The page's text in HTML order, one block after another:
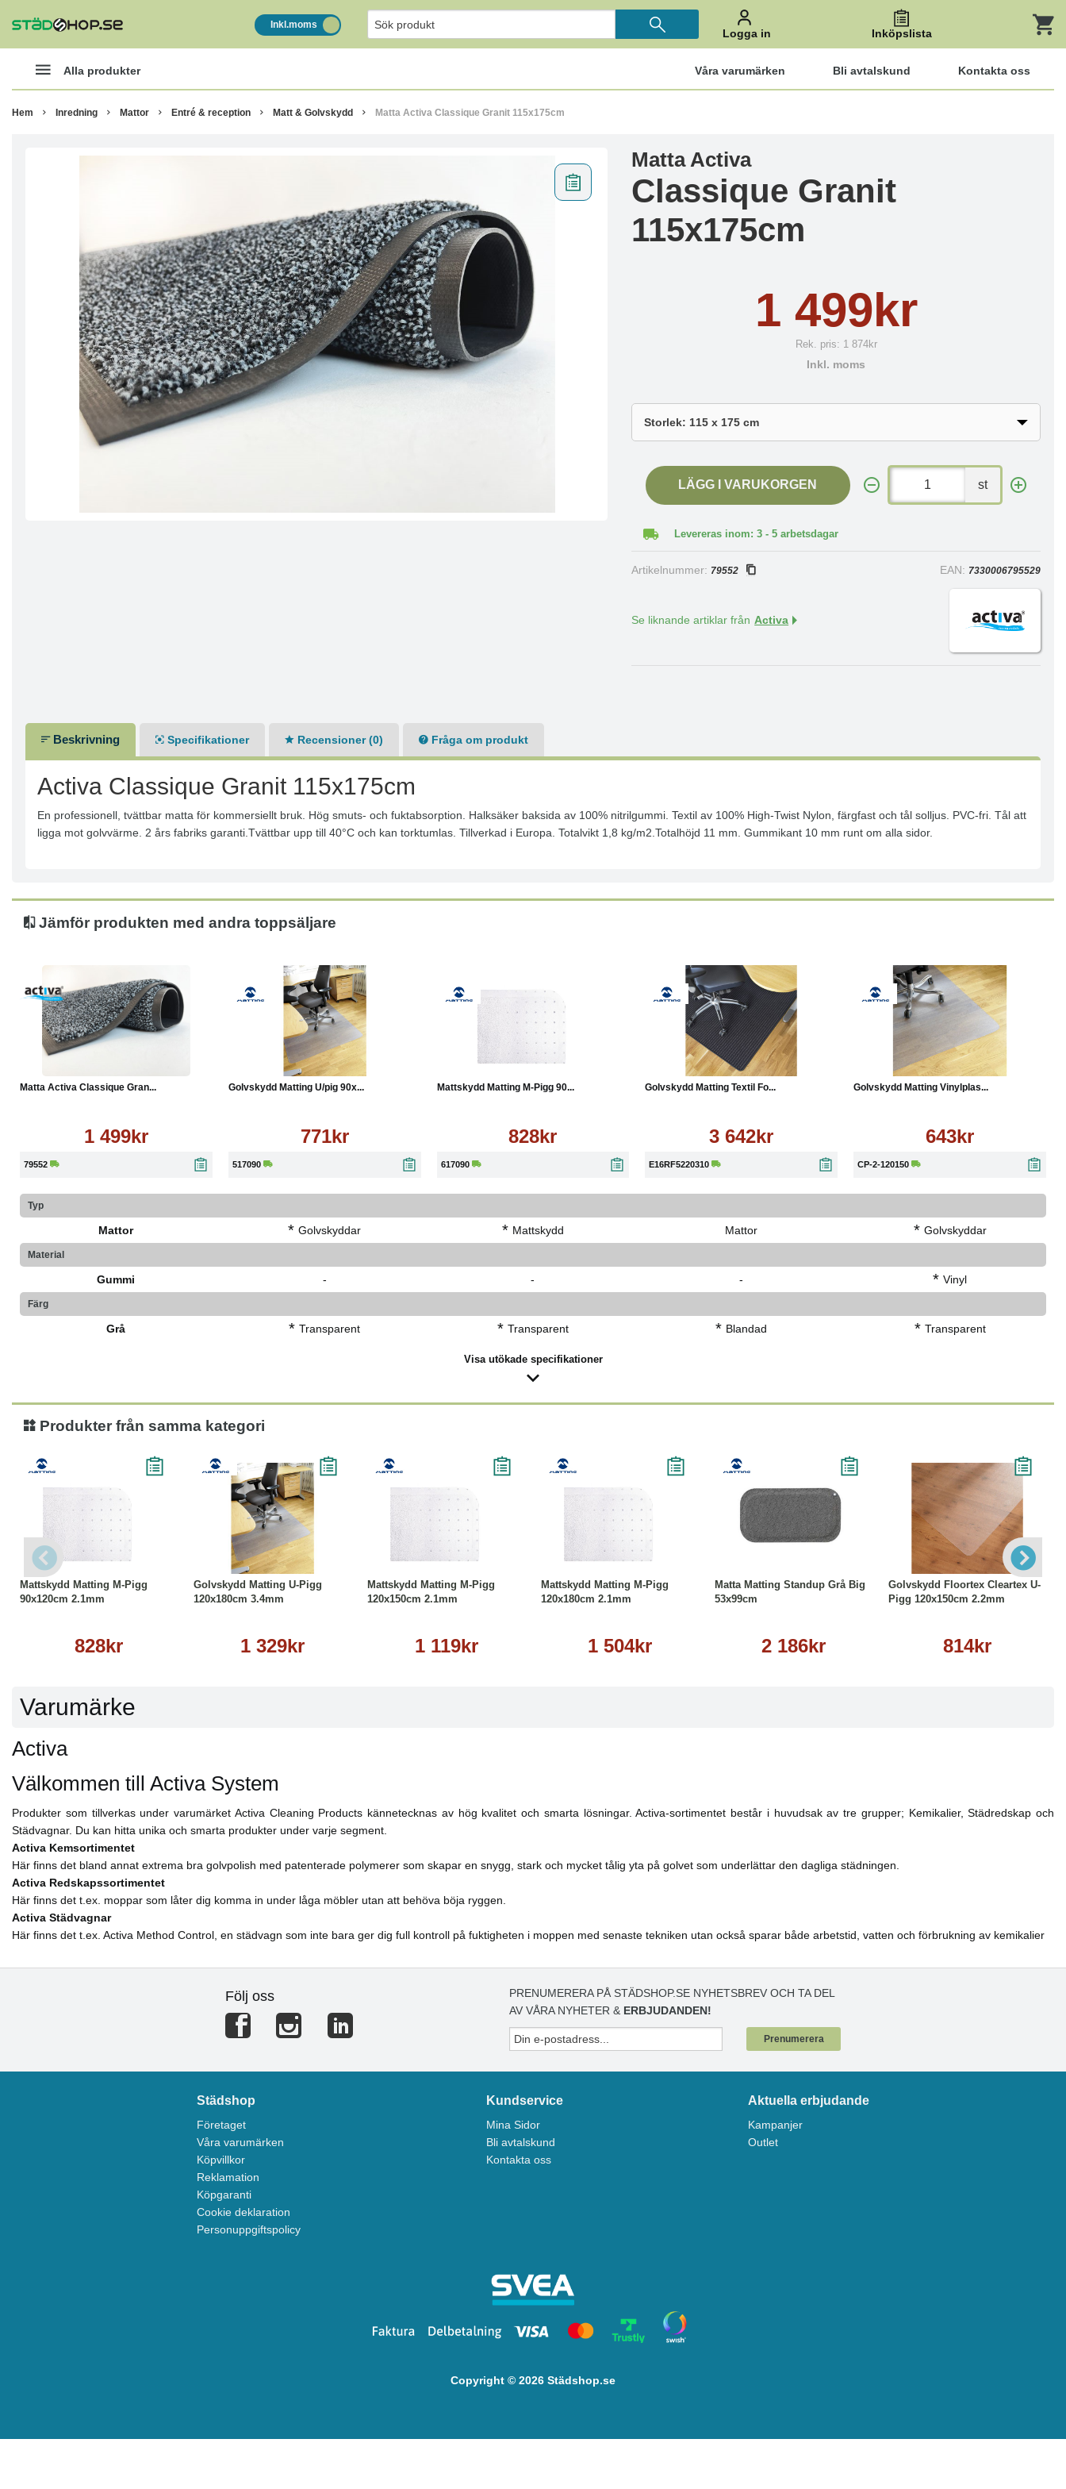
Inkl.moms
Logga in Inköpslista
Alla produkter Våra varumärken Bli avtalskund Kontakta oss
Hem Inredning Mattor Entré & reception Matt & Golvskydd Matta Activa Classique Granit 115x175cm
Matta Activa
Classique Granit
115x175cm
1 499kr
Rek. pris: 1 874kr
Inkl. moms
LÄGG I VARUKORGEN st
Levereras inom: 3 - 5 arbetsdagar
Artikelnummer: 79552 EAN: 7330006795529
Se liknande artiklar från Activa
Beskrivning Specifikationer Recensioner (0) Fråga om produkt
Activa Classique Granit 115x175cm
En professionell, tvättbar matta för kommersiellt bruk. Hög smuts- och fuktabsorption. Halksäker baksida av 100% nitrilgummi. Textil av 100% High-Twist Nylon, färgfast och tål solljus. PVC-fri. Tål att
ligga mot golvvärme. 2 års fabriks garanti.Tvättbar upp till 40°C och kan torktumlas. Tillverkad i Europa. Totalvikt 1,8 kg/m2.Totalhöjd 11 mm. Gummikant 10 mm runt om alla sidor.
Jämför produkten med andra toppsäljare
Matta Activa Classique Gran...
1 499kr
79552
Golvskydd Matting U/pig 90x...
771kr
517090
Köp Läs mer
Mattskydd Matting M-Pigg 90...
828kr
617090
Köp
Golvskydd Matting Textil Fo...
3 642kr
E16RF5220310
Köp Läs mer
Golvskydd Matting Vinylplas...
643kr
CP-2-120150
Läs mer
Typ
Mattor * Golvskyddar * Mattskydd Mattor * Golvskyddar
Material
Gummi - - - * Vinyl
Färg
Grå * Transparent * Transparent * Blandad * Transparent
Visa utökade specifikationer
Produkter från samma kategori
Mattskydd Matting M-Pigg
90x120cm 2.1mm
828kr
Köp Läs mer
Golvskydd Matting U-Pigg
120x180cm 3.4mm
1 329kr
Köp
Mattskydd Matting M-Pigg
120x150cm 2.1mm
1 119kr
Köp Läs mer
Mattskydd Matting M-Pigg
120x180cm 2.1mm
1 504kr
Köp Läs mer
Matta Matting Standup Grå Big
53x99cm
2 186kr
Golvskydd Floortex Cleartex U-
Pigg 120x150cm 2.2mm
814kr
Köp Läs mer
Varumärke
Activa
Välkommen till Activa System
Produkter som tillverkas under varumärket Activa Cleaning Products kännetecknas av hög kvalitet och smarta lösningar. Activa-sortimentet består i huvudsak av tre grupper; Kemikalier, Städredskap och
Städvagnar. Du kan hitta unika och smarta produkter under varje segment.
Activa Kemsortimentet
Här finns det bland annat extrema bra golvpolish med patenterade polymerer som skapar en snygg, stark och mycket tålig yta på golvet som underlättar den dagliga städningen.
Activa Redskapssortimentet
Här finns det t.ex. moppar som låter dig komma in under låga möbler utan att behöva böja ryggen.
Activa Städvagnar
Här finns det t.ex. Activa Method Control, en städvagn som inte bara ger dig full kontroll på fuktigheten i moppen med senaste tekniken utan också sparar både arbetstid, vatten och förbrukning av kemikalier
Följ oss
PRENUMERERA PÅ STÄDSHOP.SE NYHETSBREV OCH TA DEL
AV VÅRA NYHETER & ERBJUDANDEN!
Prenumerera
Städshop
Företaget
Våra varumärken
Köpvillkor
Reklamation
Köpgaranti
Cookie deklaration
Personuppgiftspolicy
Kundservice
Mina Sidor
Bli avtalskund
Kontakta oss
Aktuella erbjudande
Kampanjer
Outlet
Copyright © 2026 Städshop.se